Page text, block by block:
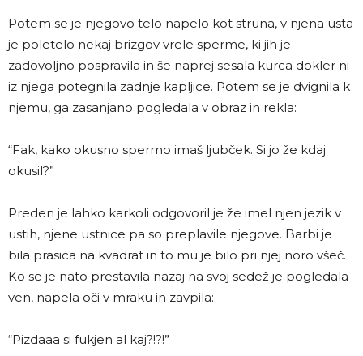
Potem se je njegovo telo napelo kot struna, v njena usta
je poletelo nekaj brizgov vrele sperme, ki jih je
zadovoljno pospravila in še naprej sesala kurca dokler ni
iz njega potegnila zadnje kapljice. Potem se je dvignila k
njemu, ga zasanjano pogledala v obraz in rekla:
“Fak, kako okusno spermo imaš ljubček. Si jo že kdaj
okusil?”
Preden je lahko karkoli odgovoril je že imel njen jezik v
ustih, njene ustnice pa so preplavile njegove. Barbi je
bila prasica na kvadrat in to mu je bilo pri njej noro všeč.
Ko se je nato prestavila nazaj na svoj sedež je pogledala
ven, napela oči v mraku in zavpila:
“Pizdaaa si fukjen al kaj?!?!”